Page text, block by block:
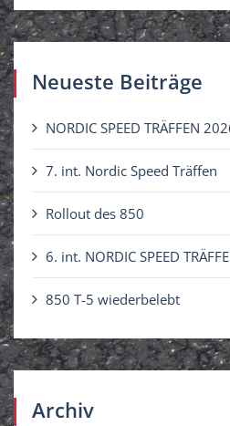
c
e
n
Neueste Beiträge
NORDIC SPEED TRÄFFEN
7. int. Nordic Speed Träffen
Rollout des 850
6. int. NORDIC SPEED
850 T-5 wiederbelebt
Archiv